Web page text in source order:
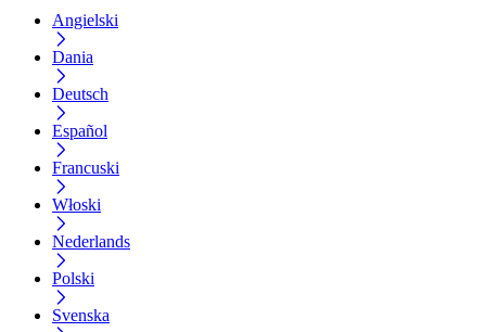
Angielski
Dania
Deutsch
Español
Francuski
Włoski
Nederlands
Polski
Svenska